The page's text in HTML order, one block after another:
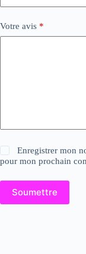
Votre avis *
Enregistrer mon
pour mon prochain
Soumettre